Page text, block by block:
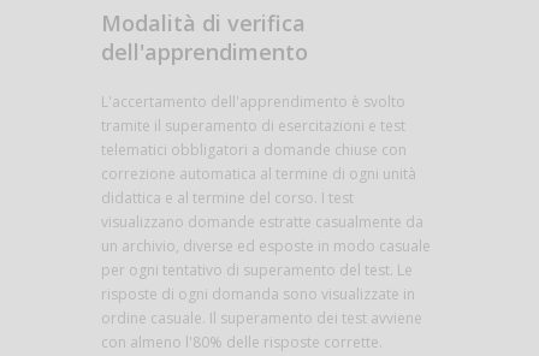
Modalità di verifica
dell'apprendimento
L'accertamento dell'apprendimento è svolto
tramite il superamento di esercitazioni e test
telematici obbligatori a domande chiuse con
correzione automatica al termine di ogni unità
didattica e al termine del corso. I test
visualizzano domande estratte casualmente da
un archivio, diverse ed esposte in modo casuale
per ogni tentativo di superamento del test. Le
risposte di ogni domanda sono visualizzate in
ordine casuale. Il superamento dei test avviene
con almeno l'80% delle risposte corrette.